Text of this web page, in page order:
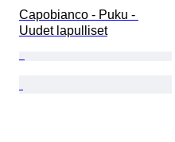
Capobianco - Puku -
Uudet lapulliset